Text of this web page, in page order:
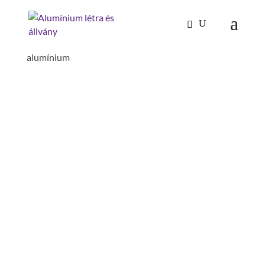
Kezdőlap/Mászástechnika Lépcsők 45°
/ Lépcső
alumínium